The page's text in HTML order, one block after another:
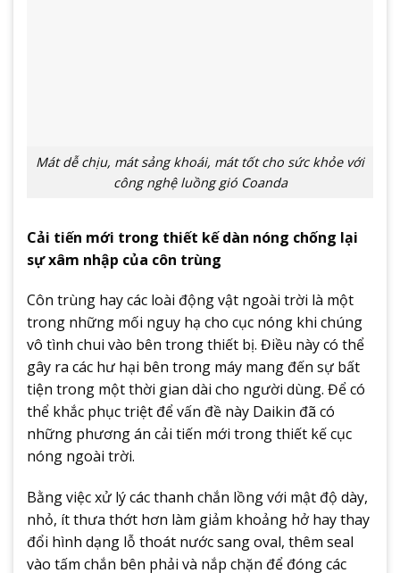
Mát dễ chịu, mát sảng khoái, mát tốt cho sức khỏe với
công nghệ luồng gió Coanda
Cải tiến mới trong thiết kế dàn nóng chống lại
sự xâm nhập của côn trùng
Côn trùng hay các loài động vật ngoài trời là một
trong những mối nguy hạ cho cục nóng khi chúng
vô tình chui vào bên trong thiết bị. Điều này có thể
gây ra các hư hại bên trong máy mang đến sự bất
tiện trong một thời gian dài cho người dùng. Để có
thể khắc phục triệt để vấn đề này Daikin đã có
những phương án cải tiến mới trong thiết kế cục
nóng ngoài trời.
Bằng việc xử lý các thanh chắn lồng với mật độ dày,
nhỏ, ít thưa thớt hơn làm giảm khoảng hở hay thay
đổi hình dạng lỗ thoát nước sang oval, thêm seal
vào tấm chắn bên phải và nắp chặn để đóng các